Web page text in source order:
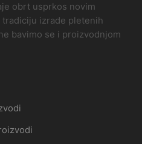
obrt usprkos novim
izrade pletenih
bavimo se i proizvodnjom